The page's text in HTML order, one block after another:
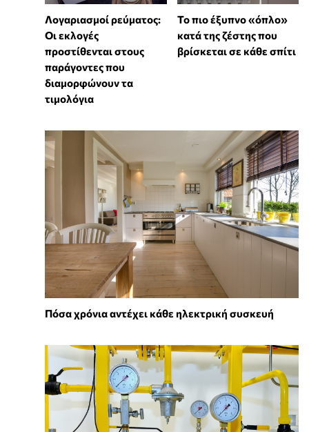
Λογαριασμοί ρεύματος:
Οι εκλογές
προστίθενται στους
παράγοντες που
διαμορφώνουν τα
τιμολόγια
To πιο έξυπνο «όπλο»
κατά της ζέστης που
βρίσκεται σε κάθε σπίτι
Πόσα χρόνια αντέχει κάθε ηλεκτρική συσκευή